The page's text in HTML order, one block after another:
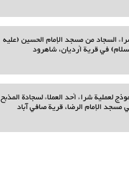
السجاد من مسجد الإمام الحسين (عليه
في قرية أرديان، شاهرود
لعملية شراء أحد العملاء لسجادة المذبح
مسجد الإمام الرضا، قرية صافي آباد